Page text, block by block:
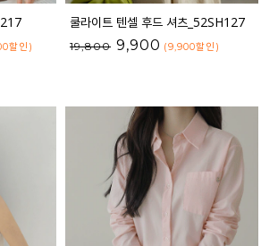
할인 )
쿨라이트 텐셀 후드 셔츠_52SH127
19,800 9,900 (9,900할인 )